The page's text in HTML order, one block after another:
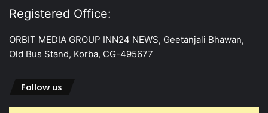
Registered Office:
ORBIT MEDIA GROUP INN24 NEWS, Geetanjali Bhawan,
Old Bus Stand, Korba, CG-495677
Follow us